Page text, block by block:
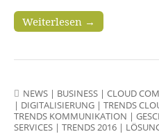
Weiterlesen →
NEWS | BUSINESS | CLOUD
| DIGITALISIERUNG | TRENDS
TRENDS KOMMUNIKATION |
SERVICES | TRENDS 2016 |